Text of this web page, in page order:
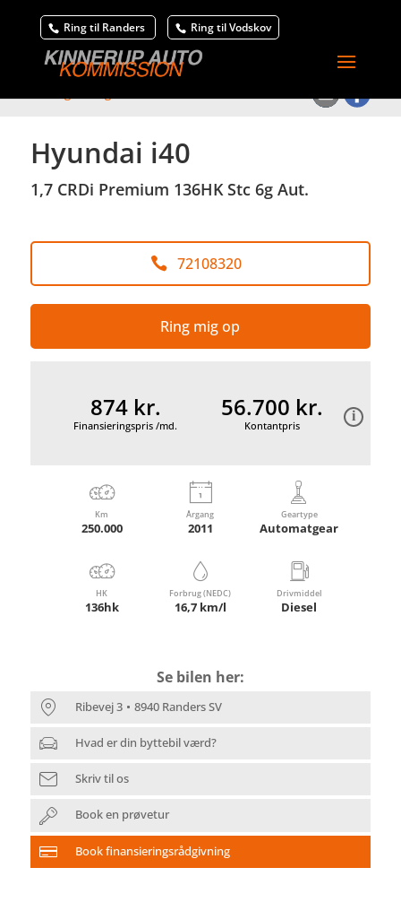
Ring til Randers Ring til Vodskov
Hyundai i40
1,7 CRDi Premium 136HK Stc 6g Aut.
72108320
Ring mig op
874 kr.
Finansieringspris /md.
56.700 kr.
Kontantpris
Km
250.000
Årgang
2011
Geartype
Automatgear
HK
136hk
Forbrug (NEDC)
16,7 km/l
Drivmiddel
Diesel
Se bilen her:
Ribevej 3 8940 Randers SV
Hvad er din byttebil værd?
Skriv til os
Book en prøvetur
Book finansieringsrådgivning